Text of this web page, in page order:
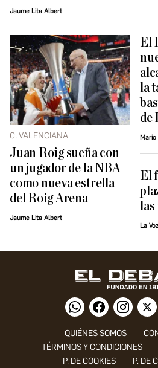
Jaume Lita Albert
C. VALENCIANA
Juan Roig sueña con
un jugador de la NBA
como nueva estrella
del Roig Arena
Jaume Lita Albert
El
la
de
El
las
La Voz
QUIÉNES SOMOS
TÉRMINOS Y CONDICIONES
P. DE COOKIES
P. DE